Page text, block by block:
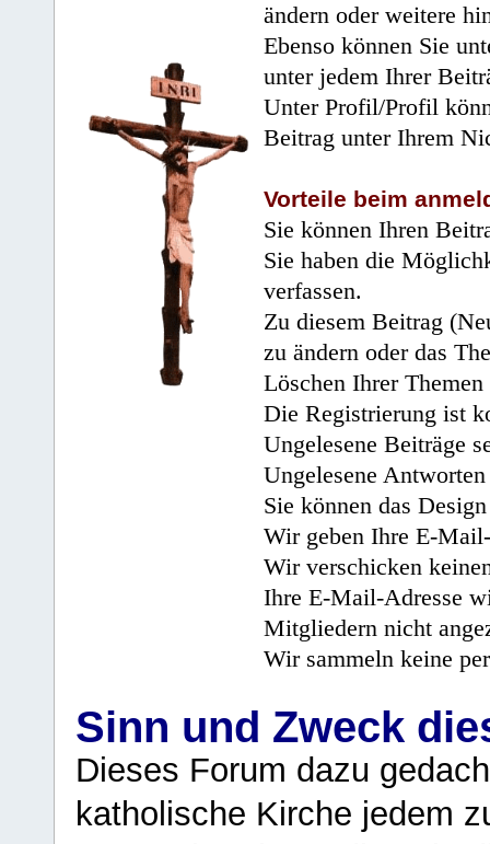
ändern oder weitere
Ebenso können Sie
unter jedem Ihrer
Unter Profil/Profil
Beitrag unter Ihrem
Vorteile beim
Sie können Ihren
Sie haben die
verfassen.
Zu diesem Beitrag
zu ändern oder das
Löschen Ihrer
Die Registrierung ist
Ungelesene Beiträge
Ungelesene
Sie können das
Wir geben Ihre E-
Wir verschicken
Ihre E-Mail-Adresse
Mitgliedern nicht
Wir sammeln keine
Sinn und Zweck
Dieses Forum dazu
katholische Kirche jedem